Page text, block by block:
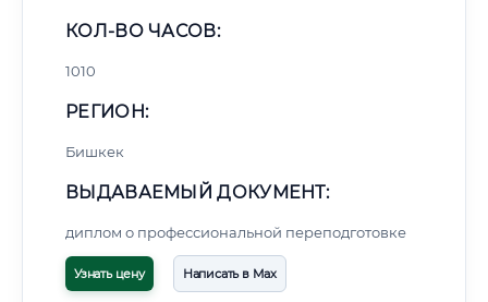
КОЛ-ВО ЧАСОВ:
1010
РЕГИОН:
Бишкек
ВЫДАВАЕМЫЙ ДОКУМЕНТ:
диплом о профессиональной переподготовке
Узнать цену Написать в Max